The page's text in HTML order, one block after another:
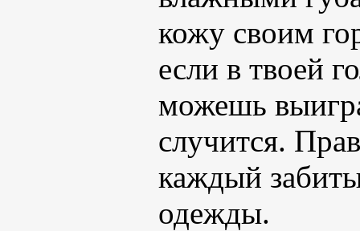
кожу своим
если в твоей
можешь
случится.
каждый
одежды.